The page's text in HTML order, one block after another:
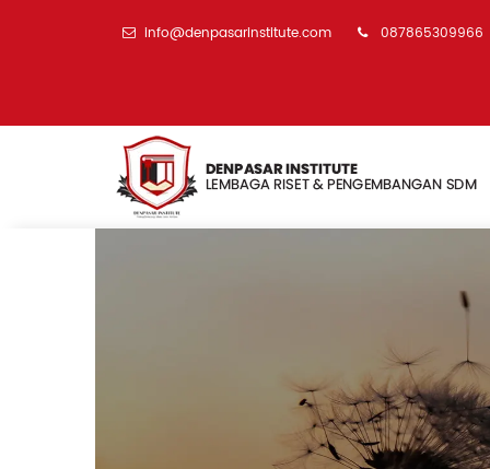
info@denpasarinstitute.com 087865309966